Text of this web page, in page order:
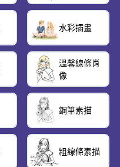
水彩插畫
溫馨線條肖
像
鋼筆素描
粗線條素描